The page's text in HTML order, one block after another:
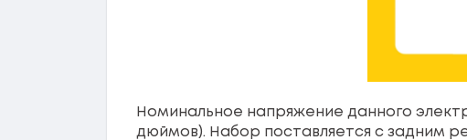
Номинальное напряжение данного
дюймов). Набор поставляется с задним